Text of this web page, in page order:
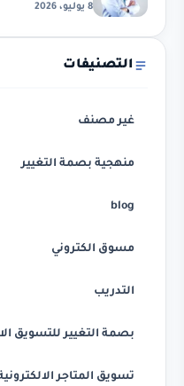
8 يوليو، 2026
التصنيفات
غير مصنف
منهجية بصمة التغيير
blog
مسوق الكتروني
التدريب
بصمة التغيير للتسويق
تسويق المتاجر